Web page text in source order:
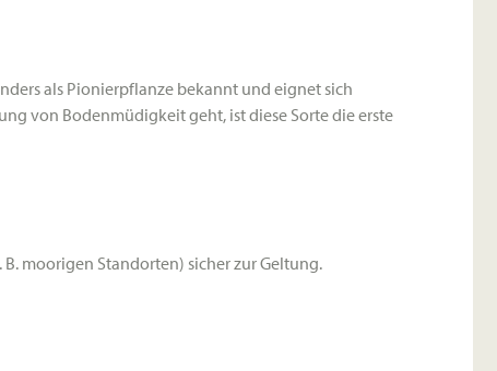
als Pionierpflanze bekannt und eignet sich
von Bodenmüdigkeit geht, ist diese Sorte die erste
moorigen Standorten) sicher zur Geltung.